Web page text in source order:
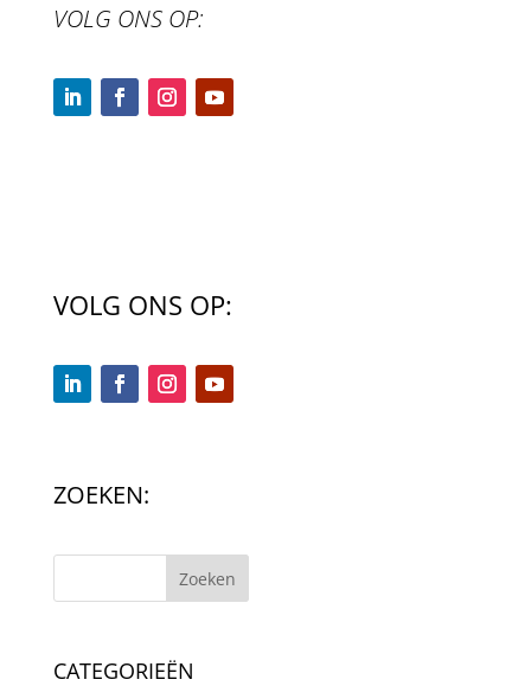
VOLG ONS OP:
VOLG ONS OP:
ZOEKEN:
Zoeken
CATEGORIEËN